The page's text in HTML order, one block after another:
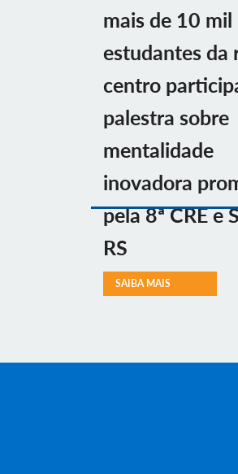
mais de 10 mil
estudantes da
centro
palestra sobre
mentalidade
inovadora
pela 8ª CRE e
RS
SAIBA MAIS